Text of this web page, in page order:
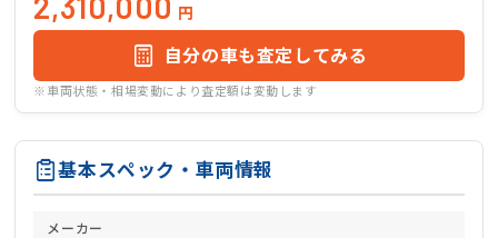
円
自分の車も査定してみる
※車両状態・相場変動により査定額は変動します
基本スペック・車両情報
メーカー